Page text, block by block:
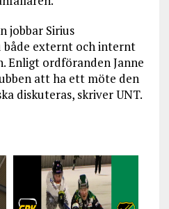
jobbar Sirius
externt och internt
Enligt ordföranden Janne
att ha ett möte den
diskuteras, skriver UNT.